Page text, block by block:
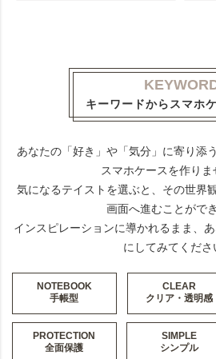
キーワードからスマホ
あなたの「好き」や「気分」に寄り添
スマホケースを作りま
気になるテイストを選ぶと、その世界
画面へ進むことがで
インスピレーションに導かれるまま、
にしてみてくださ
NOTEBOOK
手帳型
CLEAR
クリア・透明感
PROTECTION
全面保護
SIMPLE
シンプル